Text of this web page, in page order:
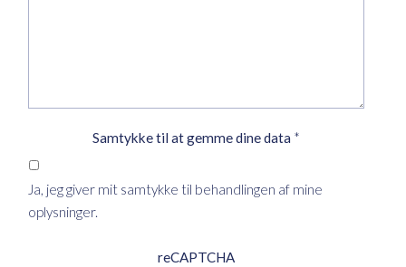
Samtykke til at gemme dine data *
Ja, jeg giver mit samtykke til behandlingen af mine
oplysninger.
reCAPTCHA